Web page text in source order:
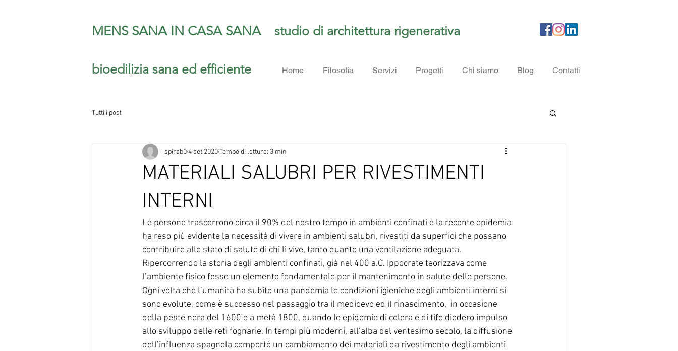
MENS SANA IN CASA SANA studio di architettura rigenerativa
Home Filosofia Servizi Progetti Chi siamo Blog Contatti
bioedilizia sana ed efficiente
Tutti i post
MATERIALI SALUBRI PER RIVESTIMENTI
INTERNI
spirab04 set 2020Tempo di lettura: 3 min
Le persone trascorrono circa il 90% del nostro tempo in ambienti confinati e la recente epidemia
ha reso più evidente la necessità di vivere in ambienti salubri, rivestiti da superfici che possano
contribuire allo stato di salute di chi li vive, tanto quanto una ventilazione adeguata.
Ripercorrendo la storia degli ambienti confinati, già nel 400 a.C. Ippocrate teorizzava come
l’ambiente fisico fosse un elemento fondamentale per il mantenimento in salute delle persone.
Ogni volta che l’umanità ha subito una pandemia le condizioni igieniche degli ambienti interni si
sono evolute, come è successo nel passaggio tra il medioevo ed il rinascimento,  in occasione
della peste nera del 1600 e a metà 1800, quando le epidemie di colera e di tifo diedero impulso
allo sviluppo delle reti fognarie. In tempi più moderni, all’alba del ventesimo secolo, la diffusione
dell’influenza spagnola comportò un cambiamento dei materiali da rivestimento degli ambienti